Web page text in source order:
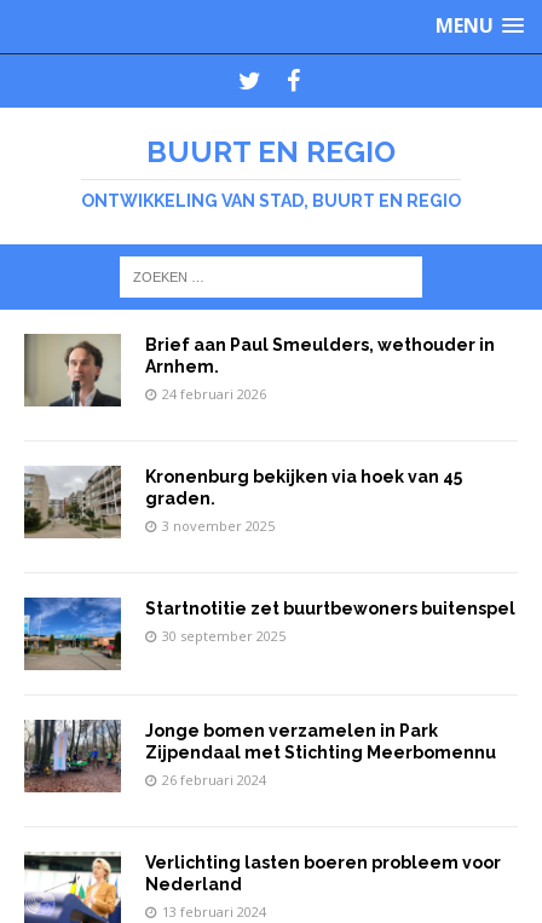
MENU
BUURT EN REGIO
ONTWIKKELING VAN STAD, BUURT EN REGIO
Brief aan Paul Smeulders, wethouder in
Arnhem.
24 februari 2026
Kronenburg bekijken via hoek van 45
graden.
3 november 2025
Startnotitie zet buurtbewoners buitenspel
30 september 2025
Jonge bomen verzamelen in Park
Zijpendaal met Stichting Meerbomennu
26 februari 2024
Verlichting lasten boeren probleem voor
Nederland
13 februari 2024